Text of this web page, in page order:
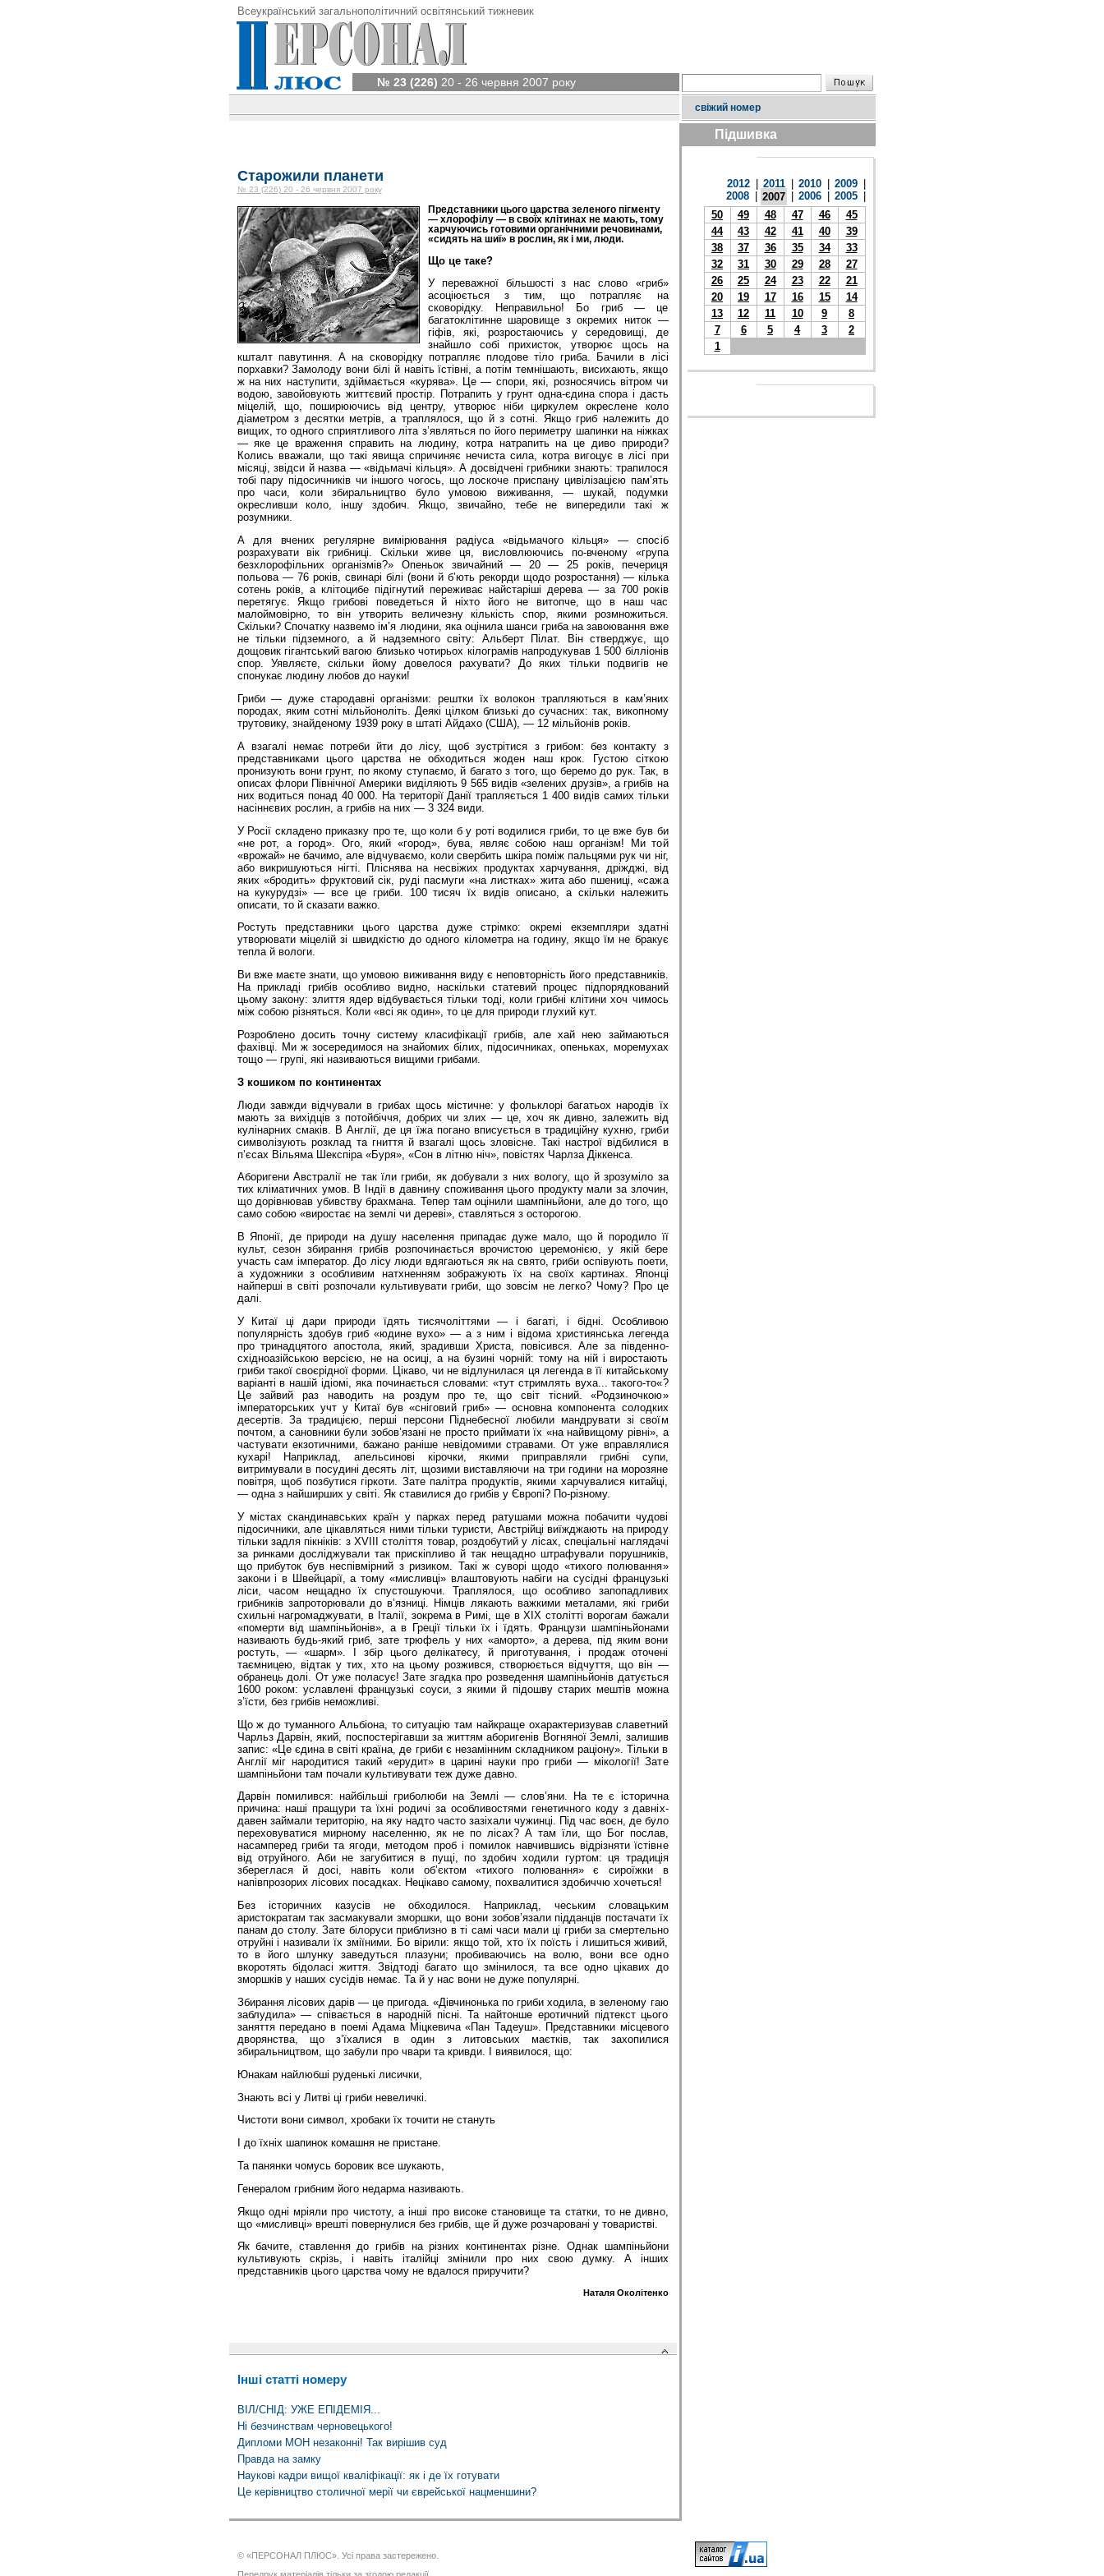
Всеукраїнський загальнополітичний освітянський тижневик
№ 23 (226) 20 - 26 червня 2007 року
свіжий номер
Старожили планети
№ 23 (226) 20 - 26 червня 2007 року
Представники цього царства зеленого пігменту
— хлорофілу — в своїх клітинах не мають, тому
харчуючись готовими органічними речовинами,
«сидять на шиї» в рослин, як і ми, люди.
Що це таке?
У переважної більшості з нас слово «гриб»
асоціюється з тим, що потрапляє на
сковорідку. Неправильно! Бо гриб — це
багатоклітинне шаровище з окремих ниток —
гіфів, які, розростаючись у середовищі, де
знайшло собі прихисток, утворює щось на
кшталт павутиння. А на сковорідку потрапляє плодове тіло гриба. Бачили в лісі
порхавки? Замолоду вони білі й навіть їстівні, а потім темнішають, висихають, якщо
ж на них наступити, здіймається «курява». Це — спори, які, розносячись вітром чи
водою, завойовують життєвий простір. Потрапить у грунт одна-єдина спора і дасть
міцелій, що, поширюючись від центру, утворює ніби циркулем окреслене коло
діаметром з десятки метрів, а траплялося, що й з сотні. Якщо гриб належить до
вищих, то одного сприятливого літа з’являться по його периметру шапинки на ніжках
— яке це враження справить на людину, котра натрапить на це диво природи?
Колись вважали, що такі явища спричиняє нечиста сила, котра вигоцує в лісі при
місяці, звідси й назва — «відьмачі кільця». А досвідчені грибники знають: трапилося
тобі пару підосичників чи іншого чогось, що лоскоче приспану цивілізацією пам’ять
про часи, коли збиральництво було умовою виживання, — шукай, подумки
окресливши коло, іншу здобич. Якщо, звичайно, тебе не випередили такі ж
розумники.
А для вчених регулярне вимірювання радіуса «відьмачого кільця» — спосіб
розрахувати вік грибниці. Скільки живе ця, висловлюючись по-вченому «група
безхлорофільних організмів?» Опеньок звичайний — 20 — 25 років, печериця
польова — 76 років, свинарі білі (вони й б’ють рекорди щодо розростання) — кілька
сотень років, а клітоцибе підігнутий переживає найстаріші дерева — за 700 років
перетягує. Якщо грибові поведеться й ніхто його не витопче, що в наш час
малоймовірно, то він утворить величезну кількість спор, якими розмножиться.
Скільки? Спочатку назвемо ім’я людини, яка оцінила шанси гриба на завоювання вже
не тільки підземного, а й надземного світу: Альберт Пілат. Він стверджує, що
дощовик гігантський вагою близько чотирьох кілограмів напродукував 1 500 білліонів
спор. Уявляєте, скільки йому довелося рахувати? До яких тільки подвигів не
спонукає людину любов до науки!
Гриби — дуже стародавні організми: рештки їх волокон трапляються в кам’яних
породах, яким сотні мільйоноліть. Деякі цілком близькі до сучасних: так, викопному
трутовику, знайденому 1939 року в штаті Айдахо (США), — 12 мільйонів років.
А взагалі немає потреби йти до лісу, щоб зустрітися з грибом: без контакту з
представниками цього царства не обходиться жоден наш крок. Густою сіткою
пронизують вони грунт, по якому ступаємо, й багато з того, що беремо до рук. Так, в
описах флори Північної Америки виділяють 9 565 видів «зелених друзів», а грибів на
них водиться понад 40 000. На території Данії трапляється 1 400 видів самих тільки
насіннєвих рослин, а грибів на них — 3 324 види.
У Росії складено приказку про те, що коли б у роті водилися гриби, то це вже був би
«не рот, а город». Ого, який «город», бува, являє собою наш організм! Ми той
«врожай» не бачимо, але відчуваємо, коли свербить шкіра поміж пальцями рук чи ніг,
або викришуються нігті. Пліснява на несвіжих продуктах харчування, дріжджі, від
яких «бродить» фруктовий сік, руді пасмуги «на листках» жита або пшениці, «сажа
на кукурудзі» — все це гриби. 100 тисяч їх видів описано, а скільки належить
описати, то й сказати важко.
Ростуть представники цього царства дуже стрімко: окремі екземпляри здатні
утворювати міцелій зі швидкістю до одного кілометра на годину, якщо їм не бракує
тепла й вологи.
Ви вже маєте знати, що умовою виживання виду є неповторність його представників.
На прикладі грибів особливо видно, наскільки статевий процес підпорядкований
цьому закону: злиття ядер відбувається тільки тоді, коли грибні клітини хоч чимось
між собою різняться. Коли «всі як один», то це для природи глухий кут.
Розроблено досить точну систему класифікації грибів, але хай нею займаються
фахівці. Ми ж зосередимося на знайомих білих, підосичниках, опеньках, моремухах
тощо — групі, які називаються вищими грибами.
З кошиком по континентах
Люди завжди відчували в грибах щось містичне: у фольклорі багатьох народів їх
мають за вихідців з потойбіччя, добрих чи злих — це, хоч як дивно, залежить від
кулінарних смаків. В Англії, де ця їжа погано вписується в традиційну кухню, гриби
символізують розклад та гниття й взагалі щось зловісне. Такі настрої відбилися в
п’єсах Вільяма Шекспіра «Буря», «Сон в літню ніч», повістях Чарлза Діккенса.
Аборигени Австралії не так їли гриби, як добували з них вологу, що й зрозуміло за
тих кліматичних умов. В Індії в давнину споживання цього продукту мали за злочин,
що дорівнював убивству брахмана. Тепер там оцінили шампіньйони, але до того, що
само собою «виростає на землі чи дереві», ставляться з осторогою.
В Японії, де природи на душу населення припадає дуже мало, що й породило її
культ, сезон збирання грибів розпочинається врочистою церемонією, у якій бере
участь сам імператор. До лісу люди вдягаються як на свято, гриби оспівують поети,
а художники з особливим натхненням зображують їх на своїх картинах. Японці
найперші в світі розпочали культивувати гриби, що зовсім не легко? Чому? Про це
далі.
У Китаї ці дари природи їдять тисячоліттями — і багаті, і бідні. Особливою
популярність здобув гриб «юдине вухо» — а з ним і відома християнська легенда
про тринадцятого апостола, який, зрадивши Христа, повісився. Але за південно-
східноазійською версією, не на осиці, а на бузині чорній: тому на ній і виростають
гриби такої своєрідної форми. Цікаво, чи не відлунилася ця легенда в її китайському
варіанті в нашій ідіомі, яка починається словами: «тут стримлять вуха... такого-то«?
Це зайвий раз наводить на роздум про те, що світ тісний. «Родзиночкою»
імператорських учт у Китаї був «сніговий гриб» — основна компонента солодких
десертів. За традицією, перші персони Піднебесної любили мандрувати зі своїм
почтом, а сановники були зобов’язані не просто приймати їх «на найвищому рівні», а
частувати екзотичними, бажано раніше невідомими стравами. От уже вправлялися
кухарі! Наприклад, апельсинові кірочки, якими приправляли грибні супи,
витримували в посудині десять літ, щозими виставляючи на три години на морозяне
повітря, щоб позбутися гіркоти. Зате палітра продуктів, якими харчувалися китайці,
— одна з найширших у світі. Як ставилися до грибів у Європі? По-різному.
У містах скандинавських країн у парках перед ратушами можна побачити чудові
підосичники, але цікавляться ними тільки туристи, Австрійці виїжджають на природу
тільки задля пікніків: з ХVІІІ століття товар, роздобутий у лісах, спеціальні наглядачі
за ринками досліджували так прискіпливо й так нещадно штрафували порушників,
що прибуток був неспівмірний з ризиком. Такі ж суворі щодо «тихого полювання»
закони і в Швейцарії, а тому «мисливці» влаштовують набіги на сусідні французькі
ліси, часом нещадно їх спустошуючи. Траплялося, що особливо запопадливих
грибників запроторювали до в’язниці. Німців лякають важкими металами, які гриби
схильні нагромаджувати, в Італії, зокрема в Римі, ще в ХІХ столітті ворогам бажали
«померти від шампіньйонів», а в Греції тільки їх і їдять. Французи шампіньйонами
називають будь-який гриб, зате трюфель у них «аморто», а дерева, під яким вони
ростуть, — «шарм». І збір цього делікатесу, й приготування, і продаж оточені
таємницею, відтак у тих, хто на цьому розжився, створюється відчуття, що він —
обранець долі. От уже поласує! Зате згадка про розведення шампіньйонів датується
1600 роком: уславлені французькі соуси, з якими й підошву старих мештів можна
з’їсти, без грибів неможливі.
Що ж до туманного Альбіона, то ситуацію там найкраще охарактеризував славетний
Чарльз Дарвін, який, поспостерігавши за життям аборигенів Вогняної Землі, залишив
запис: «Це єдина в світі країна, де гриби є незамінним складником раціону». Тільки в
Англії міг народитися такий «ерудит» в царині науки про гриби — мікології! Зате
шампіньйони там почали культивувати теж дуже давно.
Дарвін помилився: найбільші гриболюби на Землі — слов’яни. На те є історична
причина: наші пращури та їхні родичі за особливостями генетичного коду з давніх-
давен займали територію, на яку надто часто зазіхали чужинці. Під час воєн, де було
переховуватися мирному населенню, як не по лісах? А там їли, що Бог послав,
насамперед гриби та ягоди, методом проб і помилок навчившись відрізняти їстівне
від отруйного. Аби не загубитися в пущі, по здобич ходили гуртом: ця традиція
збереглася й досі, навіть коли об’єктом «тихого полювання» є сироїжки в
напівпрозорих лісових посадках. Нецікаво самому, похвалитися здобиччю хочеться!
Без історичних казусів не обходилося. Наприклад, чеським словацьким
аристократам так засмакували зморшки, що вони зобов’язали підданців постачати їх
панам до столу. Зате білоруси приблизно в ті самі часи мали ці гриби за смертельно
отруйні і називали їх зміїними. Бо вірили: якщо той, хто їх поїсть і лишиться живий,
то в його шлунку заведуться плазуни; пробиваючись на волю, вони все одно
вкоротять бідоласі життя. Звідтоді багато що змінилося, та все одно цікавих до
зморшків у наших сусідів немає. Та й у нас вони не дуже популярні.
Збирання лісових дарів — це пригода. «Дівчинонька по гриби ходила, в зеленому гаю
заблудила» — співається в народній пісні. Та найтонше еротичний підтекст цього
заняття передано в поемі Адама Міцкевича «Пан Тадеуш». Представники місцевого
дворянства, що з’їхалися в один з литовських маєтків, так захопилися
збиральництвом, що забули про чвари та кривди. І виявилося, що:
Юнакам найлюбші руденькі лисички,
Знають всі у Литві ці гриби невеличкі.
Чистоти вони символ, хробаки їх точити не стануть
І до їхніх шапинок комашня не пристане.
Та панянки чомусь боровик все шукають,
Генералом грибним його недарма називають.
Якщо одні мріяли про чистоту, а інші про високе становище та статки, то не дивно,
що «мисливці» врешті повернулися без грибів, ще й дуже розчаровані у товаристві.
Як бачите, ставлення до грибів на різних континентах різне. Однак шампіньйони
культивують скрізь, і навіть італійці змінили про них свою думку. А інших
представників цього царства чому не вдалося приручити?
Наталя Околітенко
Інші статті номеру
ВІЛ/СНІД: УЖЕ ЕПІДЕМІЯ...
Ні безчинствам черновецького!
Дипломи МОН незаконні! Так вирішив суд
Правда на замку
Наукові кадри вищої кваліфікації: як і де їх готувати
Це керівництво столичної мерії чи єврейської нацменшини?
Підшивка
2012 2011 2010 2009
2008
2007 2006 2005
50
49 48 47 46
45
44
43 42 41 40
39
38
37 36 35 34
33
32
31 30 29 28
27
26
25 24 23 22
21
20
19 17 16 15
14
13
12 11 10 9
8
7
6 5 4 3
2
1
© «ПЕРСОНАЛ ПЛЮС». Усі права застережено.